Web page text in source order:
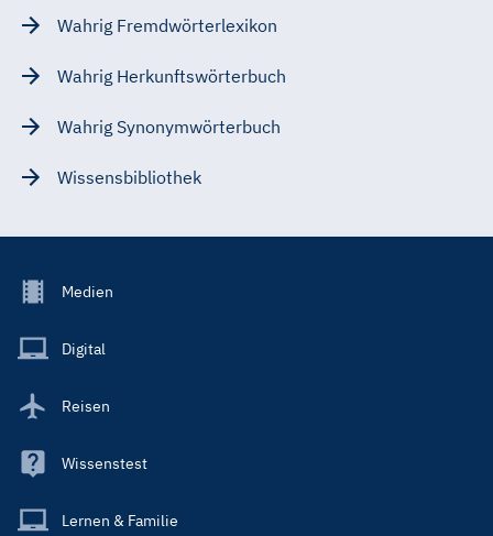
Wahrig Fremdwörterlexikon
Wahrig Herkunftswörterbuch
Wahrig Synonymwörterbuch
Wissensbibliothek
Footer
Main
Medien
Digital
Reisen
Wissenstest
Lernen & Familie